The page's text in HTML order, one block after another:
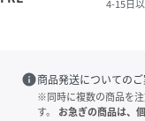
4-15日
info商品発送についてのご
※同時に複数の商品を
す。
お急ぎの商品は、